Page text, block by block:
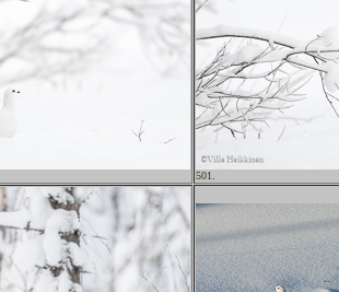
501.